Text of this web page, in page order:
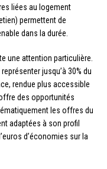
liées au logement
permettent de
dans la durée.
une attention particulière.
jusqu’à 30% du
rendue plus accessible
des opportunités
les offres du
adaptées à son profil
d’économies sur la